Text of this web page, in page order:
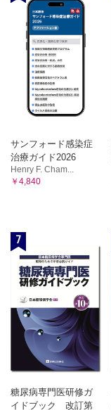
サンフォード感染症
治療ガイド2026
Henry F. Cham...
￥4,840
7
糖尿病専門医研修ガ
イドブック 改訂第